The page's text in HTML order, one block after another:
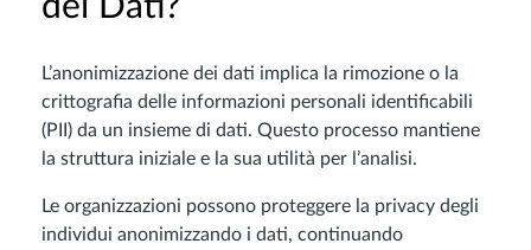
dei Dati?
L’anonimizzazione dei dati implica la rimozione o la
crittografia delle informazioni personali identificabili
(PII) da un insieme di dati. Questo processo mantiene
la struttura iniziale e la sua utilità per l’analisi.
Le organizzazioni possono proteggere la privacy degli
individui anonimizzando i dati, continuando